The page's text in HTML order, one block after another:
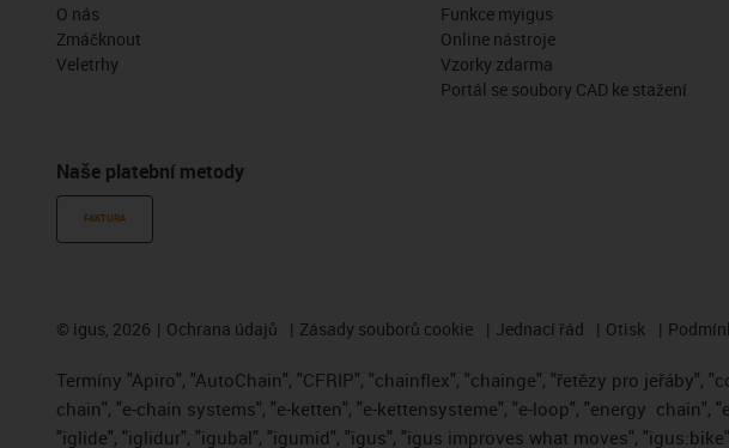
O nás
Zmáčknout
Veletrhy
Naše platební metody
FAKTURA
Funkce myigus
Online nástroje
Vzorky zdarma
Portál se soubory CAD ke stažení
© igus, 2026 Ochrana údajů Zásady souborů cookie Jednací řád Otisk
Termíny "Apiro", "AutoChain", "CFRIP", "chainflex", "chainge", "řetězy pro jeřáby",
chain", "e-chain systems", "e-ketten", "e-kettensysteme", "e-loop", "energy chain",
"iglide", "iglidur", "igubal", "igumid", "igus", "igus improves what moves",